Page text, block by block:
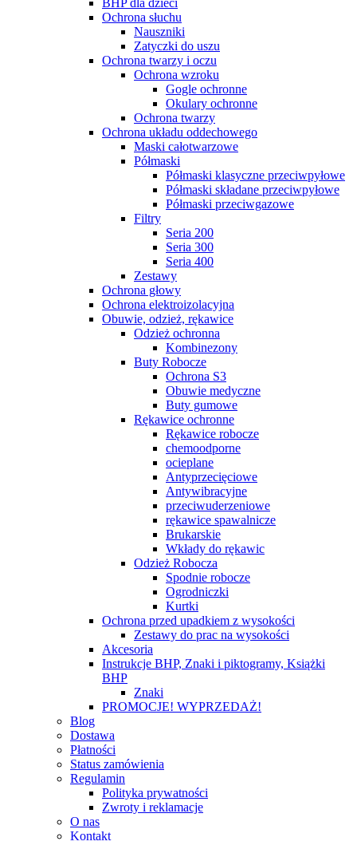
Ochrona słuchu
Nauszniki
Zatyczki do uszu
Ochrona twarzy i oczu
Ochrona wzroku
Gogle ochronne
Okulary ochronne
Ochrona twarzy
Ochrona układu oddechowego
Maski całotwarzowe
Półmaski
Półmaski klasyczne przeciwpyłowe
Półmaski składane przeciwpyłowe
Półmaski przeciwgazowe
Filtry
Seria 200
Seria 300
Seria 400
Zestawy
Ochrona głowy
Ochrona elektroizolacyjna
Obuwie, odzież, rękawice
Odzież ochronna
Kombinezony
Buty Robocze
Ochrona S3
Obuwie medyczne
Buty gumowe
Rękawice ochronne
Rękawice robocze
chemoodporne
ocieplane
Antyprzecięciowe
Antywibracyjne
przeciwuderzeniowe
rękawice spawalnicze
Brukarskie
Wkłady do rękawic
Odzież Robocza
Spodnie robocze
Ogrodniczki
Kurtki
Ochrona przed upadkiem z wysokości
Zestawy do prac na wysokości
Akcesoria
Instrukcje BHP, Znaki i piktogramy, Książki
BHP
Znaki
PROMOCJE! WYPRZEDAŻ!
Blog
Dostawa
Płatności
Status zamówienia
Regulamin
Polityka prywatności
Zwroty i reklamacje
O nas
Kontakt